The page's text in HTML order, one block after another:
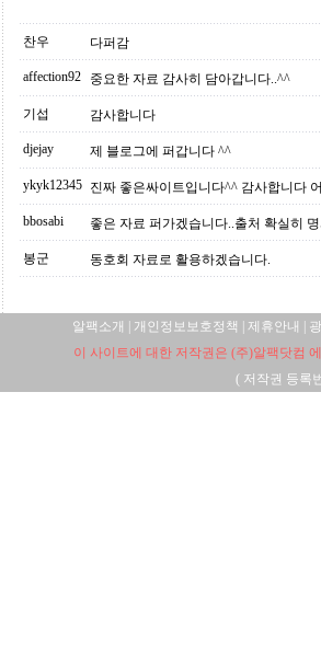
찬우 다퍼감
affection92 중요한 자료 감사히 담아갑니다..^^
기섭 감사합니다
djejay 제 블로그에 퍼갑니다 ^^
ykyk12345 진짜 좋은싸이트입니다^^ 감사합니다
bbosabi 좋은 자료 퍼가겠습니다..출처 확실히
봉군 동호회 자료로 활용하겠습니다.
알팩소개 개인정보보호정책 제휴안내
이 사이트에 대한 저작권은 (주)알팩닷컴
( 저작권 등록